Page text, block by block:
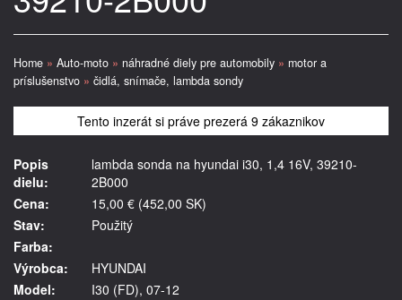
Home » Auto-moto » náhradné diely pre automobily » motor a
príslušenstvo » čidlá, snímače, lambda sondy
Tento inzerát si práve prezerá 9 zákaznikov
Popis
dielu:
lambda sonda na hyundai i30, 1,4 16V, 39210-
2B000
Cena:
15,00 € (452,00 SK)
Stav:
Použitý
Farba:
Výrobca:
HYUNDAI
Model:
I30 (FD), 07-12